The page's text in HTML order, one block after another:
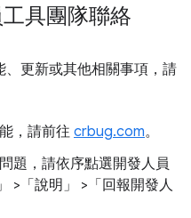
具團隊聯絡
更新或其他相關事項，請
，請前往 crbug.com。
題，請依序點選開發人員
>「說明」
>「回報開發人